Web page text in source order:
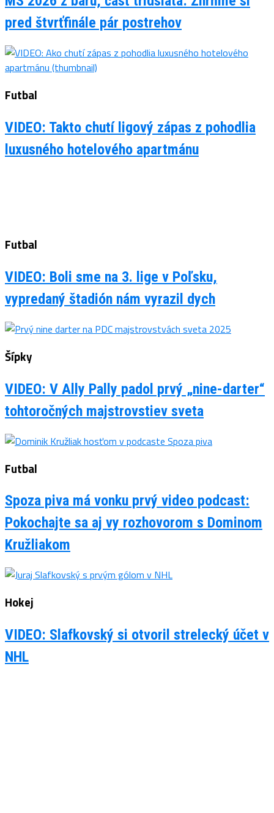
pred štvrťfinále pár postrehov
Futbal
VIDEO: Takto chutí ligový zápas z pohodlia
luxusného hotelového apartmánu
Futbal
VIDEO: Boli sme na 3. lige v Poľsku,
vypredaný štadión nám vyrazil dych
Šípky
VIDEO: V Ally Pally padol prvý „nine-darter“
tohtoročných majstrovstiev sveta
Futbal
Spoza piva má vonku prvý video podcast:
Pokochajte sa aj vy rozhovorom s Dominom
Kružliakom
Hokej
VIDEO: Slafkovský si otvoril strelecký účet v
NHL